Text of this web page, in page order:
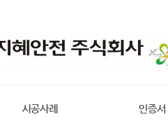
시공사례 인증서